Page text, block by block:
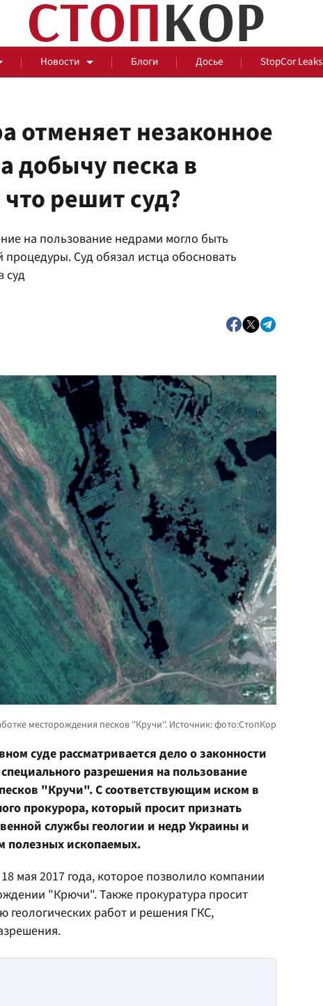
Новости Блоги Досье StopCor Leaks
За оградой
отменяет незаконное
добычу песка в
решит суд?
на пользование недрами могло быть
Суд обязал истца обосновать
суд
суде рассматривается дело о законности
разрешения на пользование
"Кручи". С соответствующим иском в
прокурора, который просит признать
службы геологии и недр Украины и
полезных ископаемых.
мая 2017 года, которое позволило компании
"Крючи". Также прокуратура просит
геологических работ и решения ГКС,